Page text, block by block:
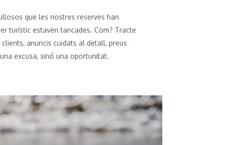
que les nostres reserves han
turístic estaven tancades. Com? Tracte
anuncis cuidats al detall, preus
excusa, sinó una oportunitat.